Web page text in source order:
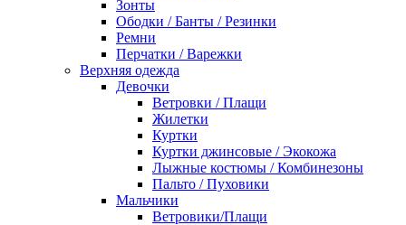
Зонты
Ободки / Банты / Резинки
Ремни
Перчатки / Варежки
Верхняя одежда
Девочки
Ветровки / Плащи
Жилетки
Куртки
Куртки джинсовые / Экокожа
Лыжные костюмы / Комбинезоны
Пальто / Пуховики
Мальчики
Ветровики/Плащи